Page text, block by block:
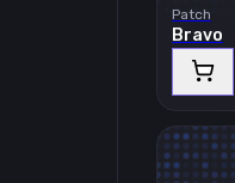
Patch
Bravo